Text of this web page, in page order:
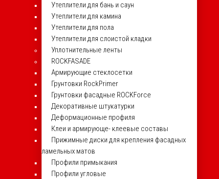
Утеплители для бань и саун
Утеплители для камина
Утеплители для пола
Утеплители для слоистой кладки
Уплотнительные ленты
ROCKFASADE
Армирующие стеклосетки
Грунтовки RockPrimer
Грунтовки фасадные ROCKForce
Декоративные штукатурки
Деформационные профиля
Клеи и армирующе- клеевые составы
Прижимные диски для крепления фасадных
ламельных матов
Профили примыкания
Профили угловые